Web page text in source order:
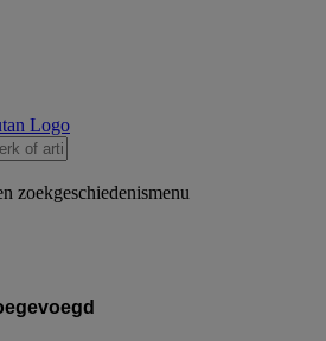
zoekgeschiedenismenu